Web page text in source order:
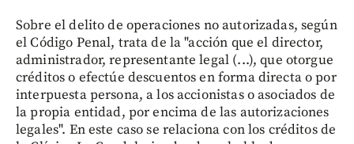
Sobre el delito de operaciones no autorizadas, según
el Código Penal, trata de la "acción que el director,
administrador, representante legal (...), que otorgue
créditos o efectúe descuentos en forma directa o por
interpuesta persona, a los accionistas o asociados de
la propia entidad, por encima de las autorizaciones
legales". En este caso se relaciona con los créditos de